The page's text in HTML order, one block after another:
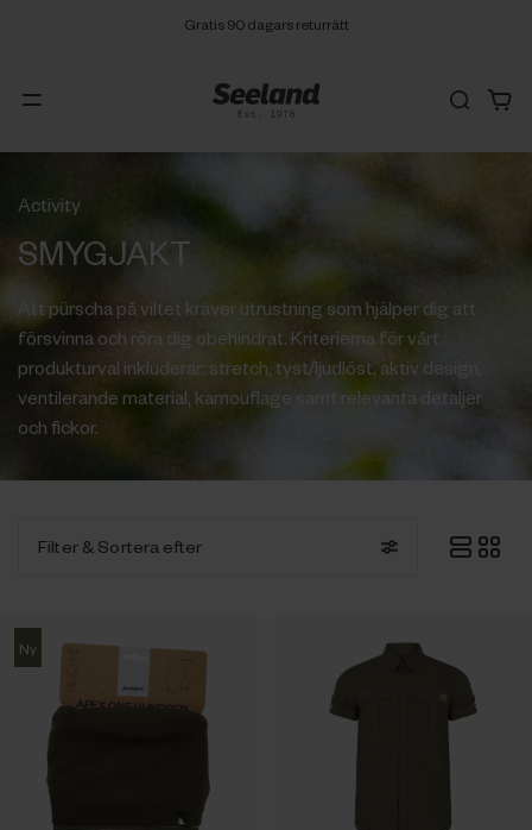
Fri frakt från 299 SEK
Activity
SMYGJAKT
Att pürscha på viltet kräver utrustning som hjälper dig att
försvinna och röra dig obehindrat. Kriterierna för vårt
produkturval inkluderar: stretch, tyst/ljudlöst, aktiv design,
ventilerande material, kamouflage samt relevanta detaljer
och fickor.
Filter & Sortera efter
Ny